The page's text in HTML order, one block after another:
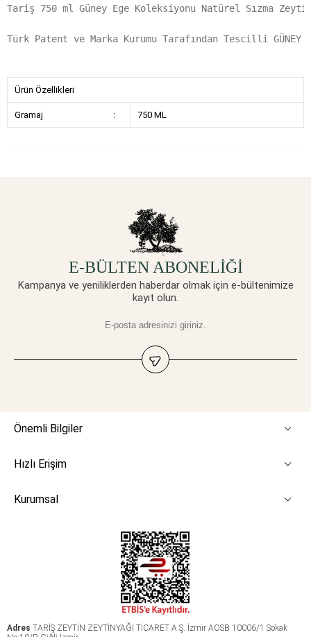
Tariş 750 ml Güney Ege Koleksiyonu Natürel Sızma
Türk Patent ve Marka Kurumu Tarafından Tescilli
Ürün Özellikleri
Gramaj : 750 ML
E-BÜLTEN ABONELİĞİ
Kampanya ve yeniliklerden haberdar olmak için e-bültenimize
kayıt olun.
Önemli Bilgiler
Hızlı Erişim
Kurumsal
Adres TARİŞ ZEYTİN ZEYTİNYAĞI TİCARET A.Ş. İzmir AOSB 10006/1 Sokak